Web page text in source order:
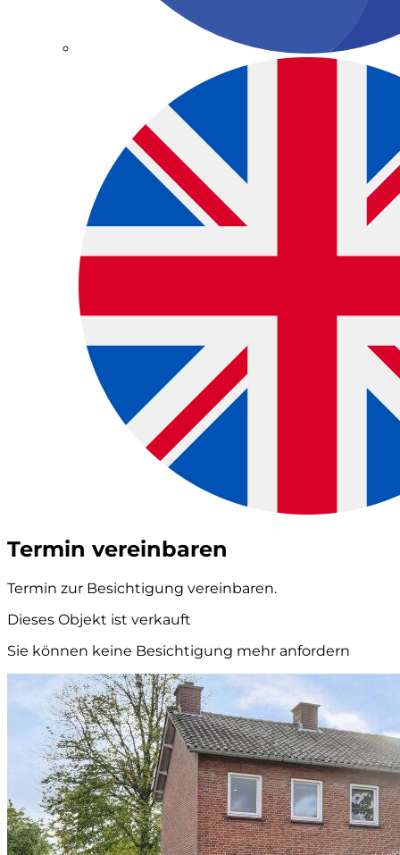
Termin vereinbaren
Termin zur Besichtigung vereinbaren.
Dieses Objekt ist verkauft
Sie können keine Besichtigung mehr anfordern